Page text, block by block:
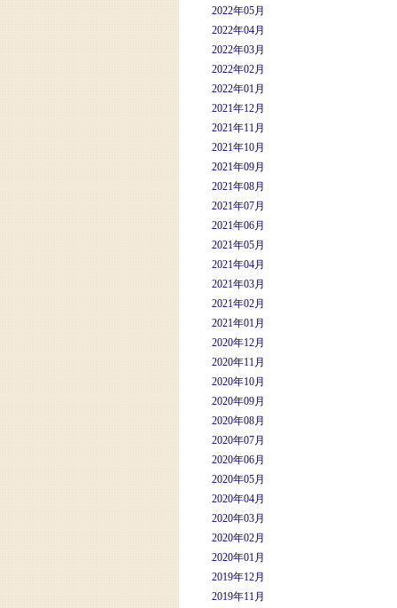
2022年05月
2022年04月
2022年03月
2022年02月
2022年01月
2021年12月
2021年11月
2021年10月
2021年09月
2021年08月
2021年07月
2021年06月
2021年05月
2021年04月
2021年03月
2021年02月
2021年01月
2020年12月
2020年11月
2020年10月
2020年09月
2020年08月
2020年07月
2020年06月
2020年05月
2020年04月
2020年03月
2020年02月
2020年01月
2019年12月
2019年11月